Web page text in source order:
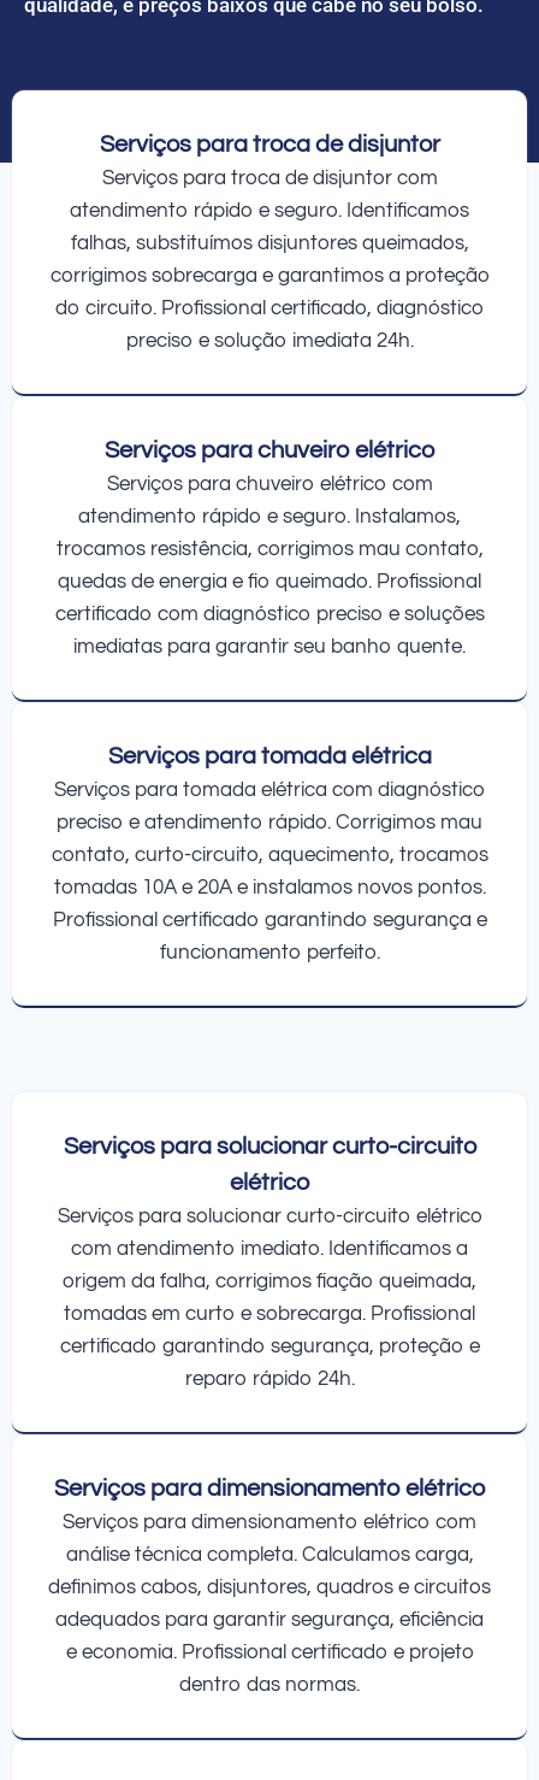
Serviços para troca de disjuntor
Serviços para troca de disjuntor com
atendimento rápido e seguro. Identificamos
falhas, substituímos disjuntores queimados,
corrigimos sobrecarga e garantimos a proteção
do circuito. Profissional certificado, diagnóstico
preciso e solução imediata 24h.
Serviços para chuveiro elétrico
Serviços para chuveiro elétrico com
atendimento rápido e seguro. Instalamos,
trocamos resistência, corrigimos mau contato,
quedas de energia e fio queimado. Profissional
certificado com diagnóstico preciso e soluções
imediatas para garantir seu banho quente.
Serviços para tomada elétrica
Serviços para tomada elétrica com diagnóstico
preciso e atendimento rápido. Corrigimos mau
contato, curto-circuito, aquecimento, trocamos
tomadas 10A e 20A e instalamos novos pontos.
Profissional certificado garantindo segurança e
funcionamento perfeito.
Serviços para solucionar curto-circuito
elétrico
Serviços para solucionar curto-circuito elétrico
com atendimento imediato. Identificamos a
origem da falha, corrigimos fiação queimada,
tomadas em curto e sobrecarga. Profissional
certificado garantindo segurança, proteção e
reparo rápido 24h.
Serviços para dimensionamento elétrico
Serviços para dimensionamento elétrico com
análise técnica completa. Calculamos carga,
definimos cabos, disjuntores, quadros e circuitos
adequados para garantir segurança, eficiência
e economia. Profissional certificado e projeto
dentro das normas.